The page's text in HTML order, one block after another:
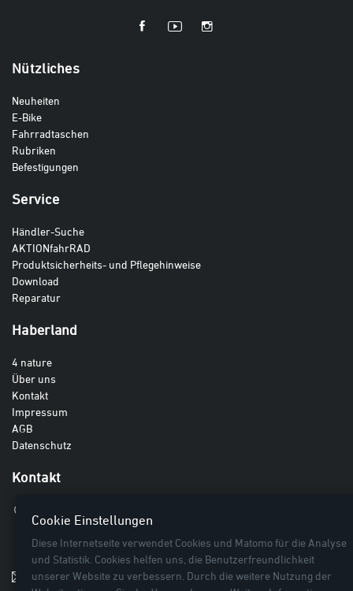
Nützliches
Neuheiten
E-Bike
Fahrradtaschen
Rubriken
Befestigungen
Service
Händler-Suche
AKTIONfahrRAD
Produktsicherheits- und Pflegehinweise
Download
Reparatur
Haberland
4 nature
Über uns
Kontakt
Impressum
AGB
Datenschutz
Kontakt
info@haberland.de
Cookie Einstellungen
Diese Internetseite verwendet Cookies und Matomo für die Analyse
und Statistik. Cookies helfen uns, die Benutzerfreundlichkeit
unserer Website zu verbessern. Durch die weitere Nutzung der